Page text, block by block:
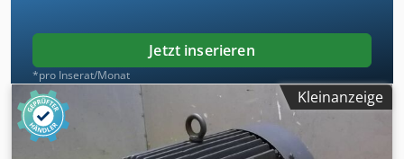
Jetzt inserieren
*pro Inserat/Monat
Kleinanzeige